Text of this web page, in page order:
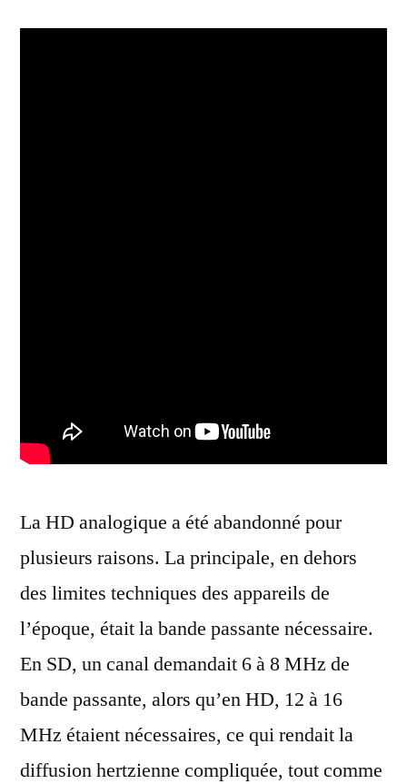
La HD analogique a été abandonné pour
plusieurs raisons. La principale, en dehors
des limites techniques des appareils de
l’époque, était la bande passante nécessaire.
En SD, un canal demandait 6 à 8 MHz de
bande passante, alors qu’en HD, 12 à 16
MHz étaient nécessaires, ce qui rendait la
diffusion hertzienne compliquée, tout comme